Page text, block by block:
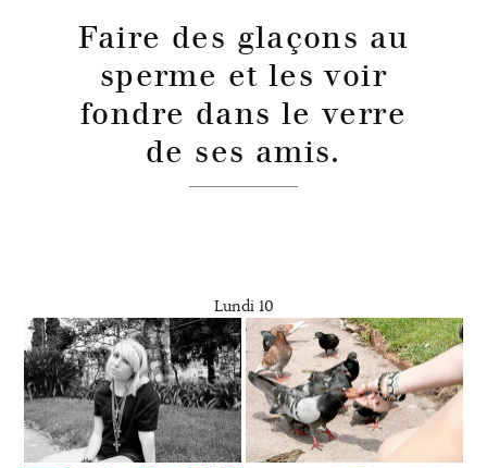
Faire des glaçons au
sperme et les voir
fondre dans le verre
de ses amis.
Lundi 10